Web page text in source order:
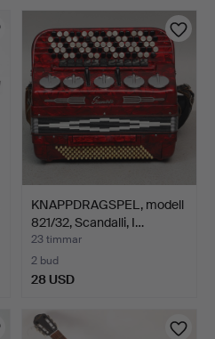
KNAPPDRAGSPEL, modell
821/32, Scandalli, I…
23 timmar
2 bud
28 USD